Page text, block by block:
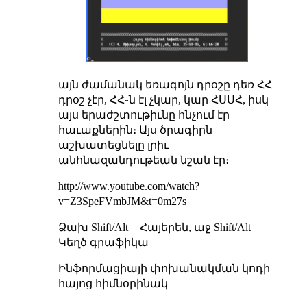
այն ժամանակ եռագոյն դրօշը դեռ ՀՀ
դրօշ չէր, ՀՀ֊ն էլ չկար, կար ՀՍՍՀ, իսկ
այս երաժշտութիւնը հնչում էր
հաւաքներին։ Այս ծրագիրն
աշխատեցնելը լրիւ
անհնազանդութեան նշան էր։
http://www.youtube.com/watch?
v=Z3SpeFVmbJM&t=0m27s
Ձախ Shift/Alt = Հայերեն, աջ Shift/Alt =
Կեղծ գրաֆիկա
Ինֆորմացիայի փոխանակման կոդի
հայոց հիմնօրինակ